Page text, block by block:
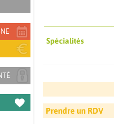
Spécialités
Prendre un RDV